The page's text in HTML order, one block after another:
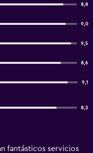
8,8
9,0
9,5
8,6
9,1
8,2
fantásticos servicios